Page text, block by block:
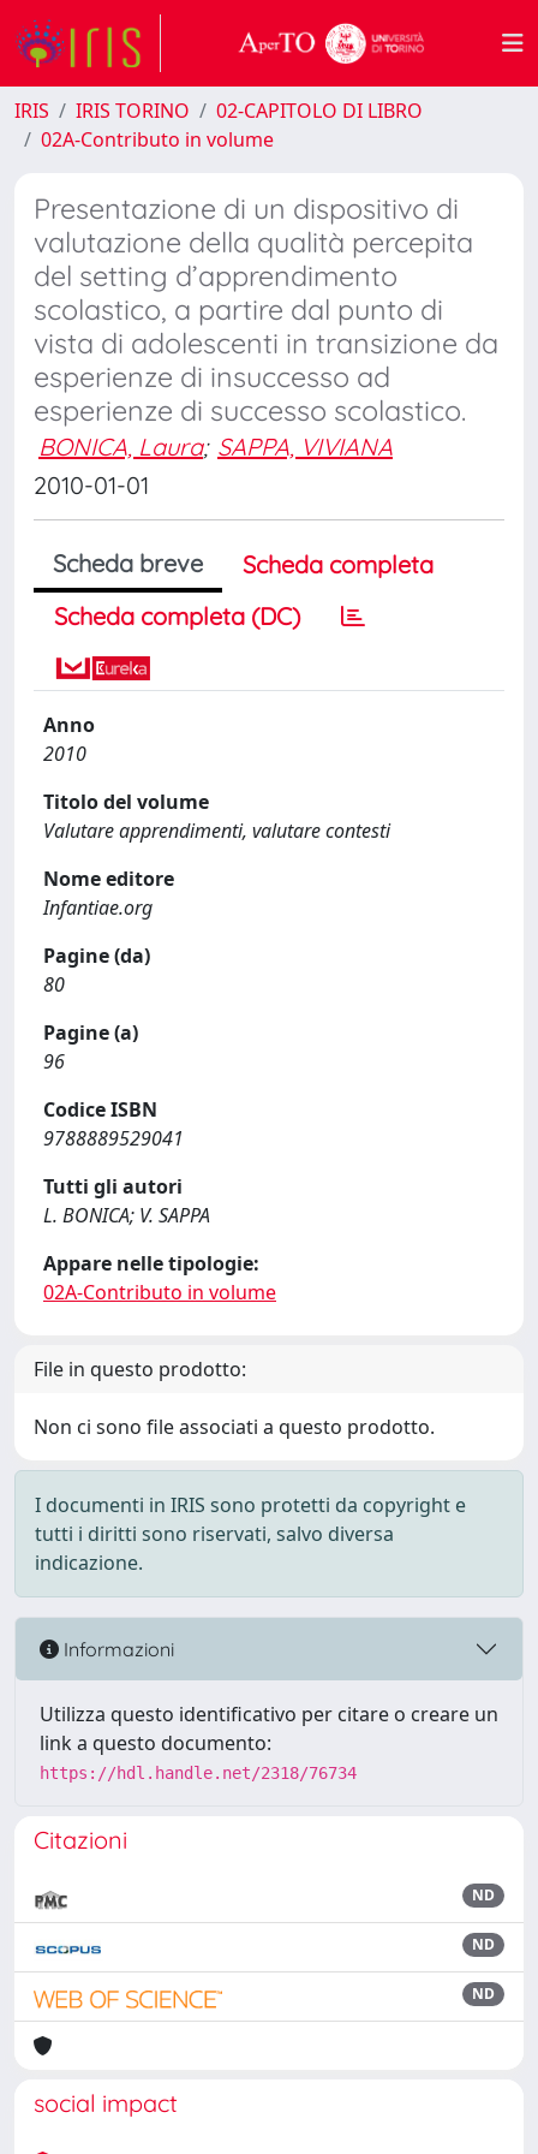
IRIS IRIS TORINO
02-CAPITOLO DI LIBRO
02A-Contributo in volume
Presentazione di un dispositivo di
valutazione della qualità percepita
del setting d’apprendimento
scolastico, a partire dal punto di
vista di adolescenti in transizione da
esperienze di insuccesso ad
esperienze di successo scolastico.
BONICA, Laura; SAPPA, VIVIANA
2010-01-01
Scheda breve
Scheda completa
Scheda completa (DC)
Anno
2010
Titolo del volume
Valutare apprendimenti, valutare contesti
Nome editore
Infantiae.org
Pagine (da)
80
Pagine (a)
96
Codice ISBN
9788889529041
Tutti gli autori
L. BONICA; V. SAPPA
Appare nelle tipologie:
02A-Contributo in volume
File in questo prodotto:
Non ci sono file associati a questo prodotto.
I documenti in IRIS sono protetti da copyright e
tutti i diritti sono riservati, salvo diversa
indicazione.
Informazioni
Utilizza questo identificativo per citare o creare un
link a questo documento:
https://hdl.handle.net/2318/76734
Citazioni
ND
ND
ND
social impact